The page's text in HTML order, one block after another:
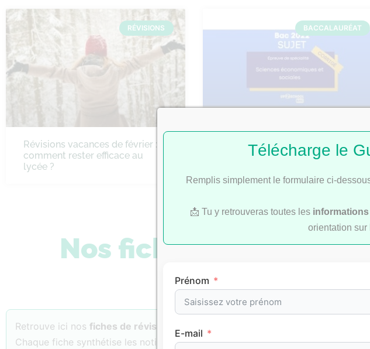
RÉVISIONS
Révisions vacances de février :
comment rester efficace au
lycée ?
BACCALAURÉAT
Bac 2022 : Corrigé du sujet de
Nos fiches de
Retrouve ici nos fiches de révision
Chaque fiche synthétise les notions essentielles, les points de méthode et les
Télécharge le
Remplis simplement le formulaire ci-
📩 Tu y retrouveras toutes les
orientation sur
Prénom
E-mail